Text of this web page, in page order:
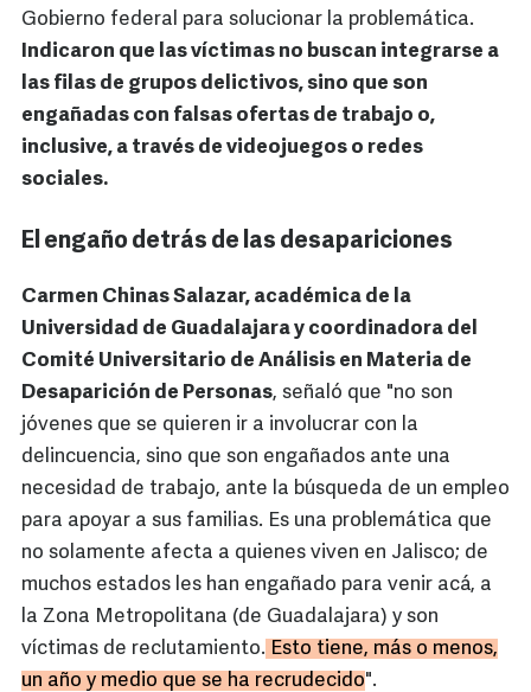
Gobierno federal para solucionar la problemática.
Indicaron que las víctimas no buscan integrarse a
las filas de grupos delictivos, sino que son
engañadas con falsas ofertas de trabajo o,
inclusive, a través de videojuegos o redes
sociales.
El engaño detrás de las desapariciones
Carmen Chinas Salazar, académica de la
Universidad de Guadalajara y coordinadora del
Comité Universitario de Análisis en Materia de
Desaparición de Personas, señaló que "no son
jóvenes que se quieren ir a involucrar con la
delincuencia, sino que son engañados ante una
necesidad de trabajo, ante la búsqueda de un empleo
para apoyar a sus familias. Es una problemática que
no solamente afecta a quienes viven en Jalisco; de
muchos estados les han engañado para venir acá, a
la Zona Metropolitana (de Guadalajara) y son
víctimas de reclutamiento. Esto tiene, más o menos,
un año y medio que se ha recrudecido".